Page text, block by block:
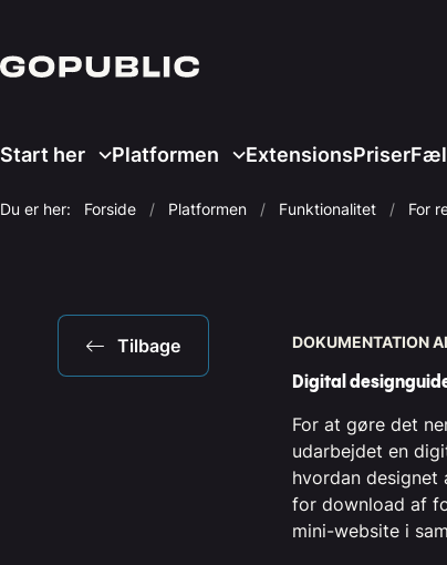
Start her Platformen ExtensionsPriser
Du er her: Forside Platformen Funktionalitet For
Tilbage DOKUMENTATION
Digital
For at gøre det
udarbejdet en
hvordan
for download af
mini-website i